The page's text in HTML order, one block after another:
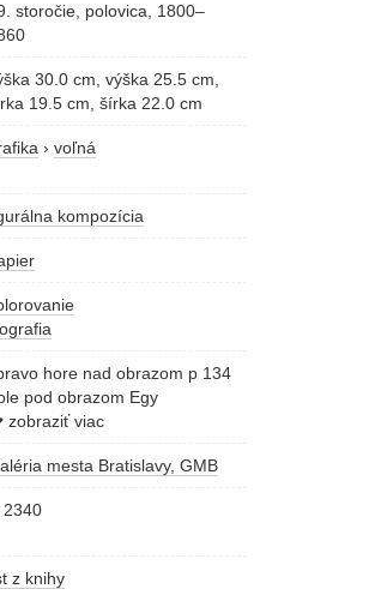
storočie, polovica, 1800–
30.0 cm, výška 25.5 cm,
19.5 cm, šírka 22.0 cm
› voľná
kompozícia
hore nad obrazom p 134
pod obrazom Egy
Magyar Tsödör Ein
zobraziť viac
mesta Bratislavy, GMB
2340
z knihy